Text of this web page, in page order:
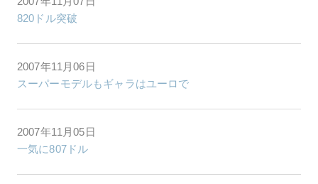
820ドル突破
2007年11月06日
スーパーモデルもギャラはユーロで
2007年11月05日
一気に807ドル